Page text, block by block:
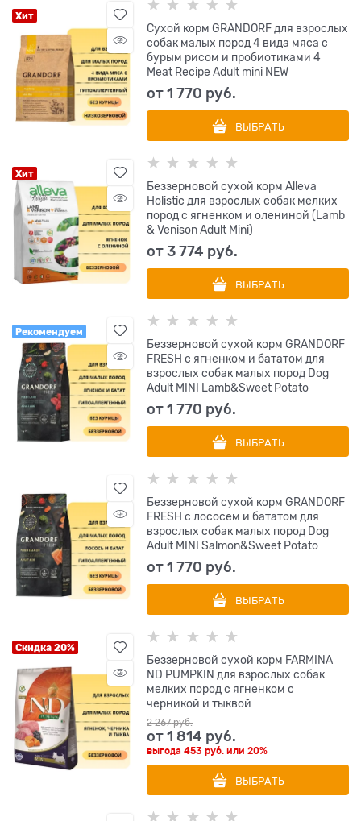
Хит
Сухой корм GRANDORF для взрослых
собак малых пород 4 вида мяса с
бурым рисом и пробиотиками 4
Meat Recipe Adult mini NEW
от1 770 руб.
ВЫБРАТЬ
Хит
Беззерновой сухой корм Alleva
Holistic для взрослых собак мелких
пород с ягненком и олениной (Lamb
& Venison Adult Mini)
от3 774 руб.
ВЫБРАТЬ
Рекомендуем
Беззерновой сухой корм GRANDORF
FRESH с ягненком и бататом для
взрослых собак малых пород Dog
Adult MINI Lamb&Sweet Potato
от1 770 руб.
ВЫБРАТЬ
Беззерновой сухой корм GRANDORF
FRESH с лососем и бататом для
взрослых собак малых пород Dog
Adult MINI Salmon&Sweet Potato
от1 770 руб.
ВЫБРАТЬ
Скидка 20%
Беззерновой cухой корм FARMINA
ND PUMPKIN для взрослых собак
мелких пород с ягненком с
черникой и тыквой
2 267 руб.
от1 814 руб.
выгода453 руб. или20%
ВЫБРАТЬ